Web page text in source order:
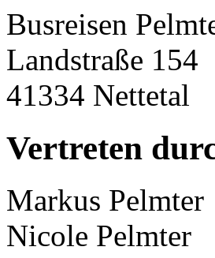
Busreisen
Landstraße 154
41334 Nettetal
Vertreten
Markus Pelmter
Nicole Pelmter